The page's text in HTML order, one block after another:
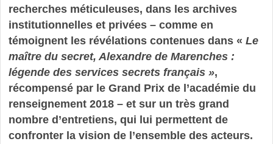
recherches méticuleuses, dans les archives
institutionnelles et privées – comme en
témoignent les révélations contenues dans « Le
maître du secret, Alexandre de Marenches :
légende des services secrets français »,
récompensé par le Grand Prix de l’académie du
renseignement 2018 – et sur un très grand
nombre d’entretiens, qui lui permettent de
confronter la vision de l’ensemble des acteurs.